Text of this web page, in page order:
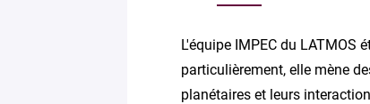
L'équipe IMPEC du LATMOS
particulièrement, elle mène
planétaires et leurs